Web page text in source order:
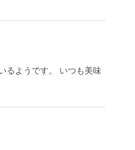
るようです。 いつも美味